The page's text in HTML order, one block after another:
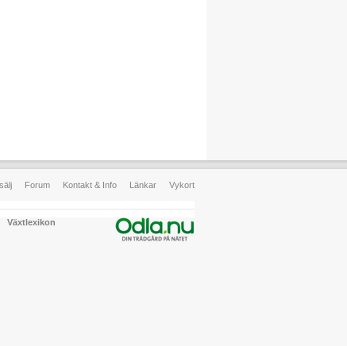
Forum Kontakt & Info Länkar Vykort
Växtlexikon